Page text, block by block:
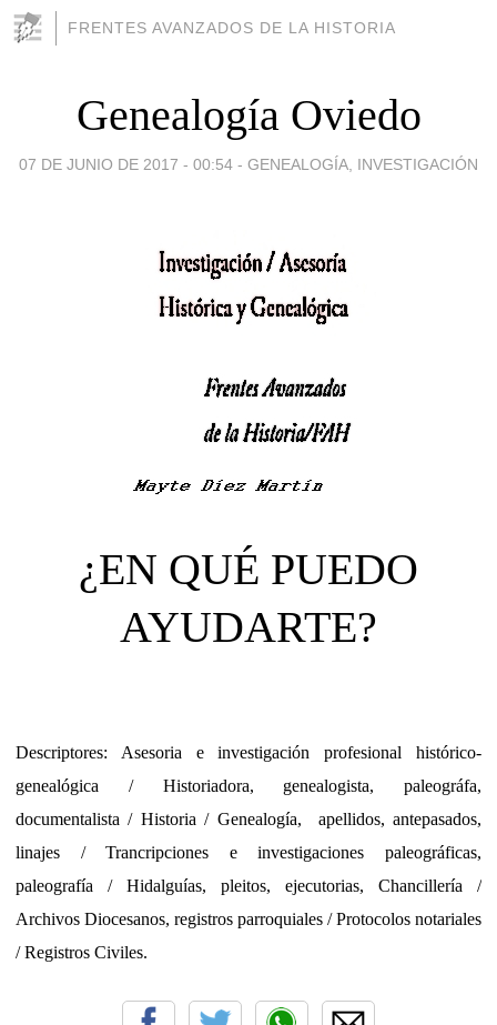
FRENTES AVANZADOS DE LA HISTORIA
Genealogía Oviedo
07 DE JUNIO DE 2017 - 00:54 - GENEALOGÍA, INVESTIGACIÓN
¿EN QUÉ PUEDO
AYUDARTE?
Descriptores: Asesoria e investigación profesional histórico-
genealógica / Historiadora, genealogista, paleográfa,
documentalista / Historia / Genealogía,
apellidos, antepasados,
linajes / Trancripciones e investigaciones paleográficas,
paleografía / Hidalguías, pleitos, ejecutorias, Chancillería /
Archivos Diocesanos, registros parroquiales / Protocolos notariales
/ Registros Civiles.